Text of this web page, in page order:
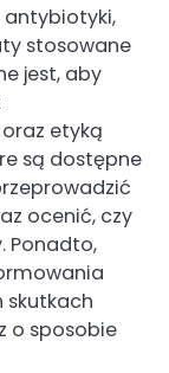
antybiotyki,
stosowane
jest, aby
etyką
są dostępne
ocenić, czy
Ponadto,
skutkach
o sposobie